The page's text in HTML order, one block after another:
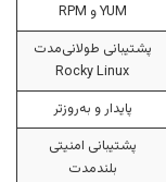
YUM و RPM
پشتیبانی طولانی‌مدت
Rocky Linux
پایدار و به‌روزتر
پشتیبانی امنیتی
بلندمدت